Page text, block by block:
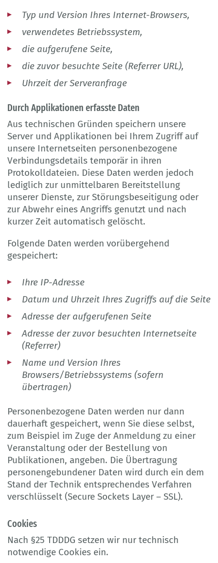
Typ und Version Ihres Internet-Browsers,
verwendetes Betriebssystem,
die aufgerufene Seite,
die zuvor besuchte Seite (Referrer URL),
Uhrzeit der Serveranfrage
Durch Applikationen erfasste Daten
Aus technischen Gründen speichern unsere
Server und Applikationen bei Ihrem Zugriff auf
unsere Internetseiten personenbezogene
Verbindungsdetails temporär in ihren
Protokolldateien. Diese Daten werden jedoch
lediglich zur unmittelbaren Bereitstellung
unserer Dienste, zur Störungsbeseitigung oder
zur Abwehr eines Angriffs genutzt und nach
kurzer Zeit automatisch gelöscht.
Folgende Daten werden vorübergehend
gespeichert:
Ihre IP-Adresse
Datum und Uhrzeit Ihres Zugriffs auf die Seite
Adresse der aufgerufenen Seite
Adresse der zuvor besuchten Internetseite
(Referrer)
Name und Version Ihres
Browsers/Betriebssystems (sofern
übertragen)
Personenbezogene Daten werden nur dann
dauerhaft gespeichert, wenn Sie diese selbst,
zum Beispiel im Zuge der Anmeldung zu einer
Veranstaltung oder der Bestellung von
Publikationen, angeben. Die Übertragung
personengebundener Daten wird durch ein dem
Stand der Technik entsprechendes Verfahren
verschlüsselt (Secure Sockets Layer – SSL).
Cookies
Nach §25 TDDDG setzen wir nur technisch
notwendige Cookies ein.